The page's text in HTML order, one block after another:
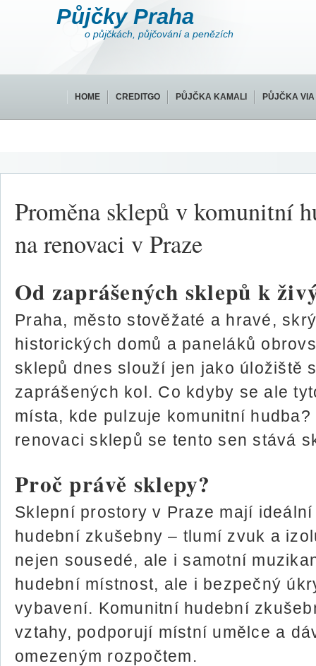
Půjčky Praha
o půjčkách, půjčování a penězích
Proměna sklepů v komunitní
na renovaci v Praze
Od zaprášených sklepů k
Praha, město stověžaté a hravé,
historických domů a paneláků
sklepů dnes slouží jen jako úložiště
zaprášených kol. Co kdyby se ale
místa, kde pulzuje komunitní
renovaci sklepů se tento sen stává
Proč právě sklepy?
Sklepní prostory v Praze mají
hudební zkušebny – tlumí zvuk a
nejen sousedé, ale i samotní
hudební místnost, ale i bezpečný
vybavení. Komunitní hudební
vztahy, podporují místní umělce a
omezeným rozpočtem.
HOME CREDITGO PŮJČKA KAMALI PŮJČKA VIA